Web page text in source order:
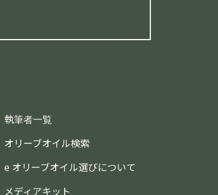
執筆者一覧
オリーブオイル検索
e オリーブオイル選びについて
メディアキット